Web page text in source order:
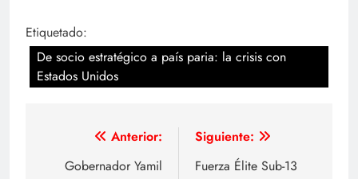
Etiquetado:
De socio estratégico a país paria: la crisis con
Estados Unidos
Navegación
Anterior:
Gobernador Yamil
Siguiente:
Fuerza Élite Sub-13